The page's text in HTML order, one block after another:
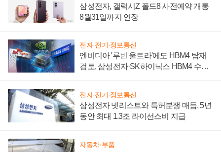
삼성전자, 갤럭시Z 폴드8 사전예약 개통
8월31일까지 연장
전자·전기·정보통신
엔비디아 '루빈 울트라'에도 HBM4 탑재
검토, 삼성전자·SK하이닉스 HBM4 수율
전자·전기·정보통신
삼성전자 넷리스트와 특허분쟁 매듭, 5년
동안 최대 1.3조 라이선스비 지급
자동차·부품